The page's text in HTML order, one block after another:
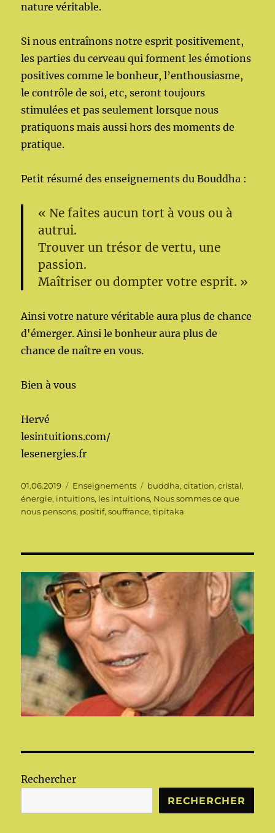
nature véritable.
Si nous entraînons notre esprit positivement,
les parties du cerveau qui forment les émotions
positives comme le bonheur, l’enthousiasme,
le contrôle de soi, etc, seront toujours
stimulées et pas seulement lorsque nous
pratiquons mais aussi hors des moments de
pratique.
Petit résumé des enseignements du Bouddha :
« Ne faites aucun tort à vous ou à
autrui.
Trouver un trésor de vertu, une
passion.
Maîtriser ou dompter votre esprit. »
Ainsi votre nature véritable aura plus de chance
d'émerger. Ainsi le bonheur aura plus de
chance de naître en vous.
Bien à vous
Hervé
lesintuitions.com/
lesenergies.fr
Publié
le
01.06.2019 Catégories
Enseignements Étiquettes
buddha,citation,cristal,
énergie, intuitions, les intuitions, Nous sommes ce que
nous pensons, positif,souffrance,tipitaka
Rechercher
RECHERCHER